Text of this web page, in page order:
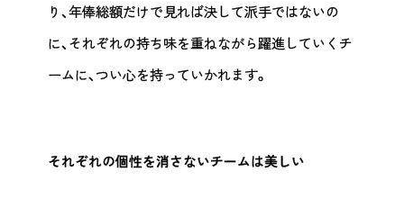
り、年俸総額だけで見れば決して派手ではないの
に、それぞれの持ち味を重ねながら躍進していくチ
ームに、つい心を持っていかれます。
それぞれの個性を消さないチームは美しい